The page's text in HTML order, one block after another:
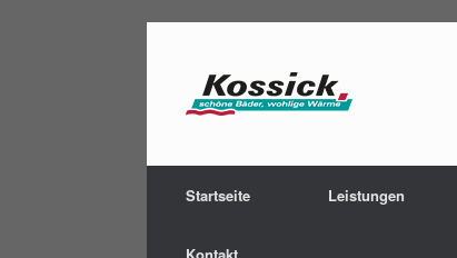
Startseite Leistungen